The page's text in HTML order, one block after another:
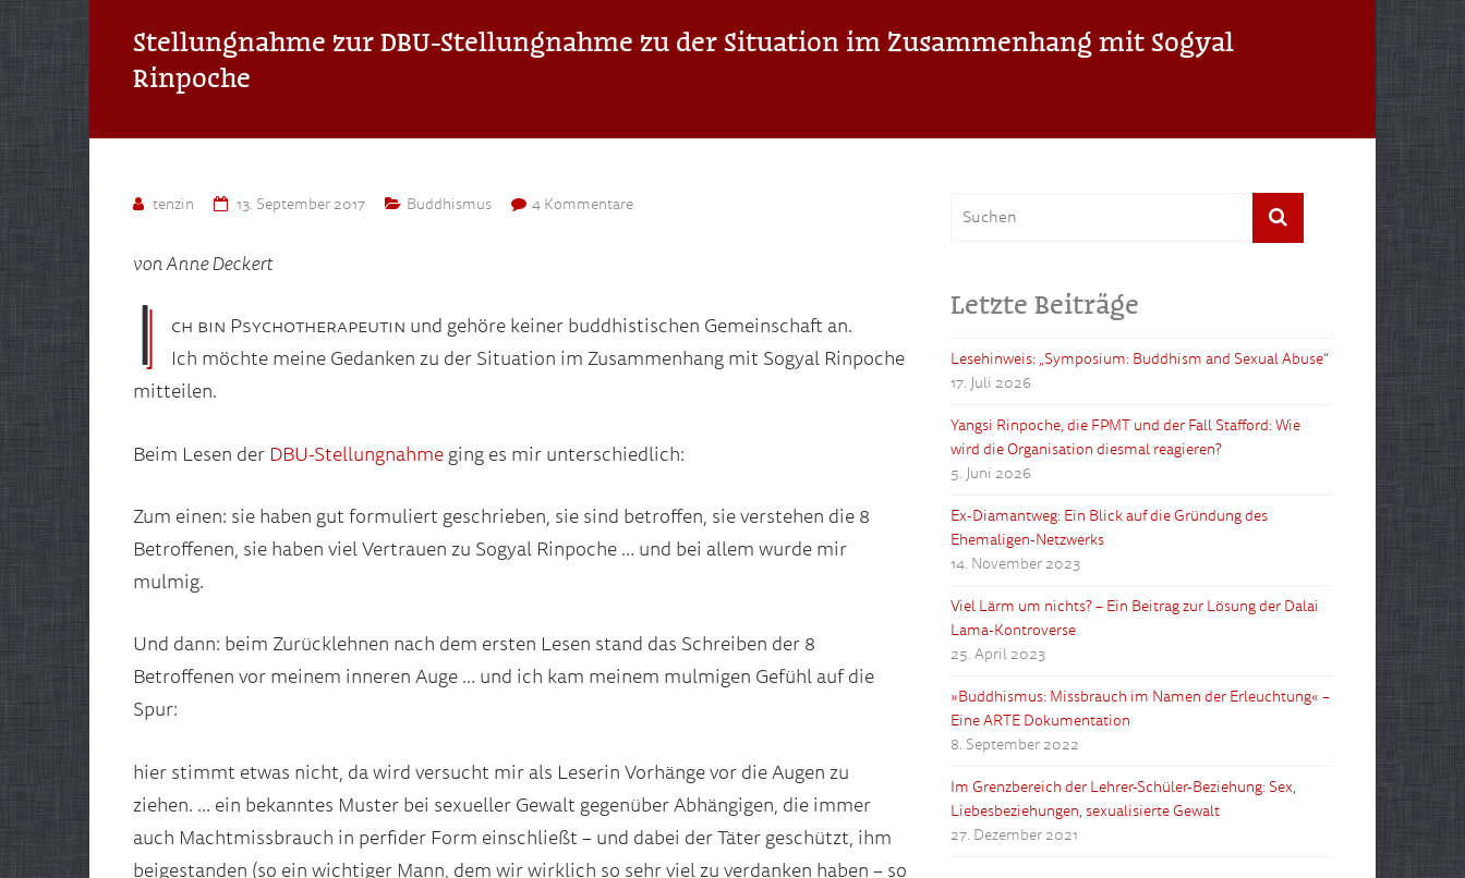
Stellungnahme zur DBU-Stellungnahme zu der Situation im Zusammenhang mit Sogyal
Rinpoche
tenzin 13. September 2017 Buddhismus 4 Kommentare
von Anne Deckert
I ch bin Psychotherapeutin und gehöre keiner buddhistischen Gemeinschaft an.
Ich möchte meine Gedanken zu der Situation im Zusammenhang mit Sogyal Rinpoche
mitteilen.
Beim Lesen der DBU-Stellungnahmeging es mir unterschiedlich:
Zum einen: sie haben gut formuliert geschrieben, sie sind betroffen, sie verstehen die 8
Betroffenen, sie haben viel Vertrauen zu Sogyal Rinpoche … und bei allem wurde mir
mulmig.
Und dann: beim Zurücklehnen nach dem ersten Lesen stand das Schreiben der 8
Betroffenen vor meinem inneren Auge … und ich kam meinem mulmigen Gefühl auf die
Spur:
hier stimmt etwas nicht, da wird versucht mir als Leserin Vorhänge vor die Augen zu
ziehen. … ein bekanntes Muster bei sexueller Gewalt gegenüber Abhängigen, die immer
auch Machtmissbrauch in perfider Form einschließt – und dabei der Täter geschützt, ihm
beigestanden (so ein wichtiger Mann, dem wir wirklich so sehr viel zu verdanken haben – so
Letzte Beiträge
Lesehinweis: „Symposium: Buddhism and Sexual Abuse“
17. Juli 2026
Yangsi Rinpoche, die FPMT und der Fall Stafford: Wie
wird die Organisation diesmal reagieren?
5. Juni 2026
Ex-Diamantweg: Ein Blick auf die Gründung des
Ehemaligen-Netzwerks
14. November 2023
Viel Lärm um nichts? – Ein Beitrag zur Lösung der Dalai
Lama-Kontroverse
25. April 2023
»Buddhismus: Missbrauch im Namen der Erleuchtung« –
Eine ARTE Dokumentation
8. September 2022
Im Grenzbereich der Lehrer-Schüler-Beziehung: Sex,
Liebesbeziehungen, sexualisierte Gewalt
27. Dezember 2021